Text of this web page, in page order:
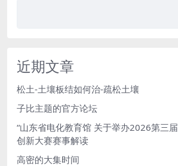
近期文章
松土-土壤板结如何治-疏松土壤
子比主题的官方论坛
“山东省电化教育馆 关于举办2026第三
创新大赛赛事解读
高密的大集时间